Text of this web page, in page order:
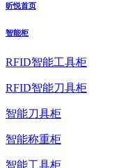
昕悦首页
智能柜
RFID智能工具柜
RFID智能刀具柜
智能刀具柜
智能称重柜
智能工具柜